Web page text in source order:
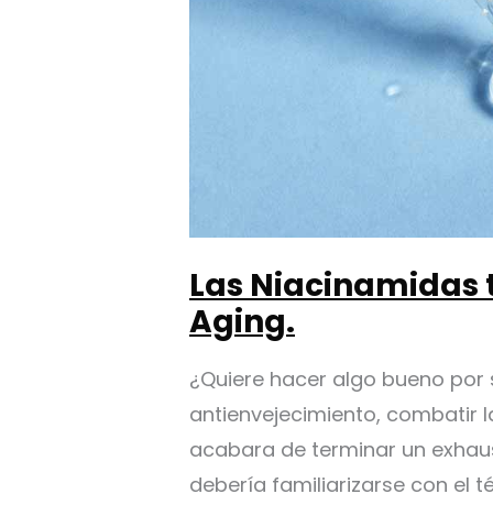
Las Niacinamidas
Aging.
¿Quiere hacer algo bueno
antienvejecimiento, combatir
acabara de terminar un
debería familiarizarse con el